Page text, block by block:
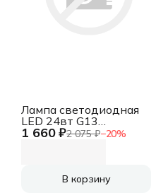
1 660 ₽2 075 ₽−20%
Лампа светодиодная
LED 24вт G13
дневной, установка
В корзину